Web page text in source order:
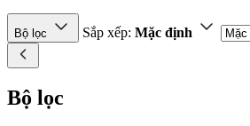
Bộ lọc Sắp xếp: Mặc định
Bộ lọc